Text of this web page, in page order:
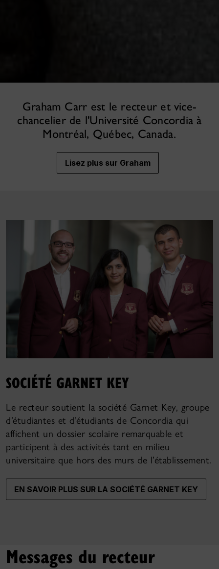
Graham Carr est le recteur et vice-
chancelier de l'Université Concordia à
Montréal, Québec, Canada.
Lisez plus sur Graham
SOCIÉTÉ GARNET KEY
Le recteur soutient la société Garnet Key, groupe
d’étudiantes et d’étudiants de Concordia qui
affichent un dossier scolaire remarquable et
participent à des activités tant en milieu
universitaire que hors des murs de l’établissement.
EN SAVOIR PLUS SUR LA SOCIÉTÉ GARNET KEY
Messages du recteur